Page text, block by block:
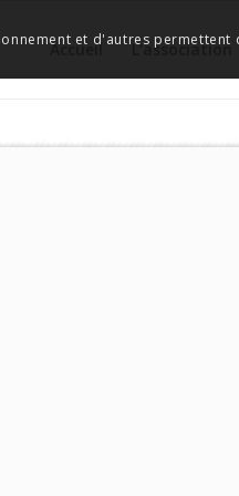
Accueil L’association
et d'autres